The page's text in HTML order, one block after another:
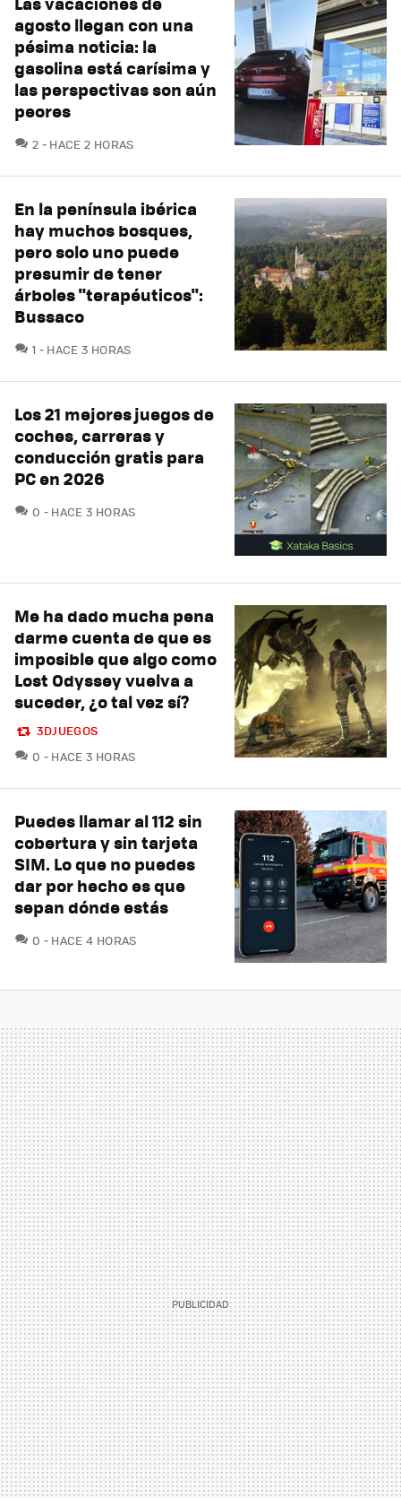
agosto llegan con una
pésima noticia: la
gasolina está carísima y
las perspectivas son aún
peores
2 COMENTARIOS
HACE 2 HORAS
En la península ibérica
hay muchos bosques,
pero solo uno puede
presumir de tener
árboles "terapéuticos":
Bussaco
1 COMENTARIOS
HACE 3 HORAS
Los 21 mejores juegos de
coches, carreras y
conducción gratis para
PC en 2026
0 COMENTARIOS
HACE 3 HORAS
Me ha dado mucha pena
darme cuenta de que es
imposible que algo como
Lost Odyssey vuelva a
suceder, ¿o tal vez sí?
3DJUEGOS
0 COMENTARIOS
HACE 3 HORAS
Puedes llamar al 112 sin
cobertura y sin tarjeta
SIM. Lo que no puedes
dar por hecho es que
sepan dónde estás
0 COMENTARIOS
HACE 4 HORAS